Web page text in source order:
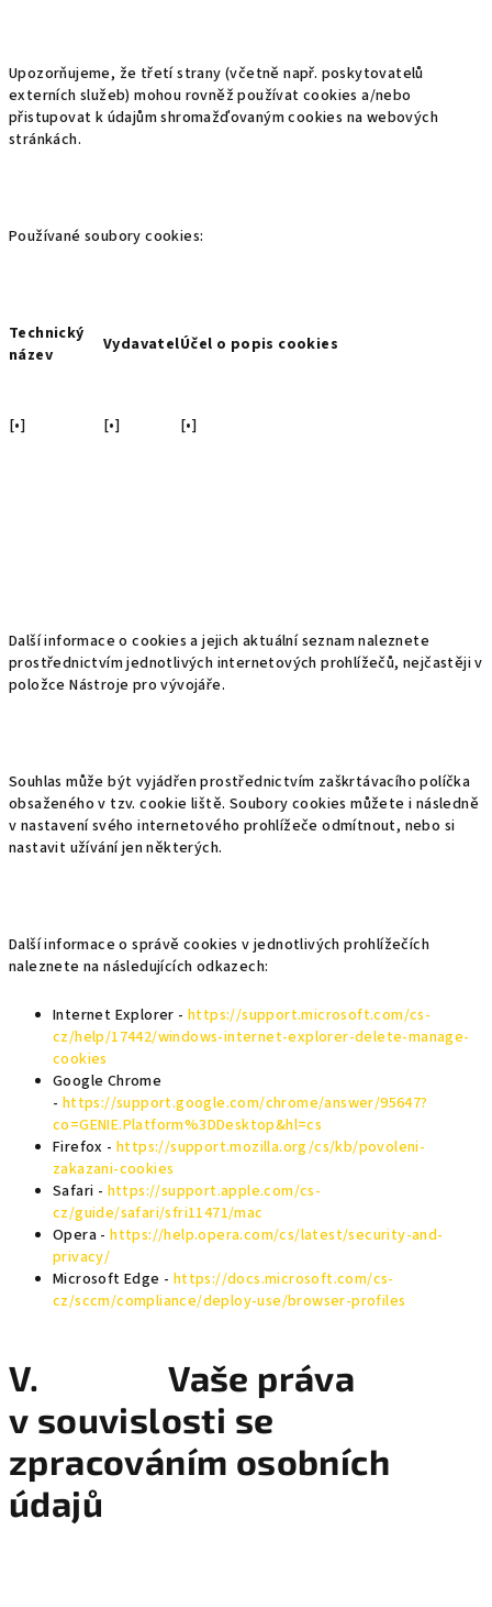
Upozorňujeme, že třetí strany (včetně např. poskytovatelů
externích služeb) mohou rovněž používat cookies a/nebo
přistupovat k údajům shromažďovaným cookies na webových
stránkách.
Používané soubory cookies:
Technický
název
VydavatelÚčel o popis cookies
[•] [•] [•]
Další informace o cookies a jejich aktuální seznam naleznete
prostřednictvím jednotlivých internetových prohlížečů, nejčastěji v
položce Nástroje pro vývojáře.
Souhlas může být vyjádřen prostřednictvím zaškrtávacího políčka
obsaženého v tzv. cookie liště. Soubory cookies můžete i následně
v nastavení svého internetového prohlížeče odmítnout, nebo si
nastavit užívání jen některých.
Další informace o správě cookies v jednotlivých prohlížečích
naleznete na následujících odkazech:
Internet Explorer -https://support.microsoft.com/cs-
cz/help/17442/windows-internet-explorer-delete-manage-
cookies
Google Chrome
- https://support.google.com/chrome/answer/95647?
co=GENIE.Platform%3DDesktop&hl=cs
Firefox -https://support.mozilla.org/cs/kb/povoleni-
zakazani-cookies
Safari - https://support.apple.com/cs-
cz/guide/safari/sfri11471/mac
Opera -https://help.opera.com/cs/latest/security-and-
privacy/
Microsoft Edge - https://docs.microsoft.com/cs-
cz/sccm/compliance/deploy-use/browser-profiles
V. Vaše práva
v souvislosti se
zpracováním osobních
údajů